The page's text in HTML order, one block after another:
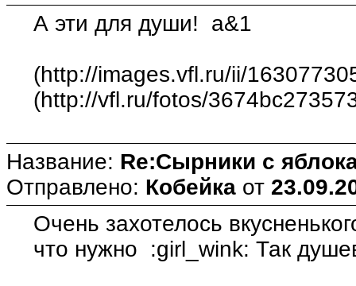
А эти для души! a&1
(http://images.vfl.ru/ii/
(http://vfl.ru/fotos/
Название: Re:Сырники с
Отправлено: Кобейка от
Очень захотелось
что нужно :girl_wink: Так